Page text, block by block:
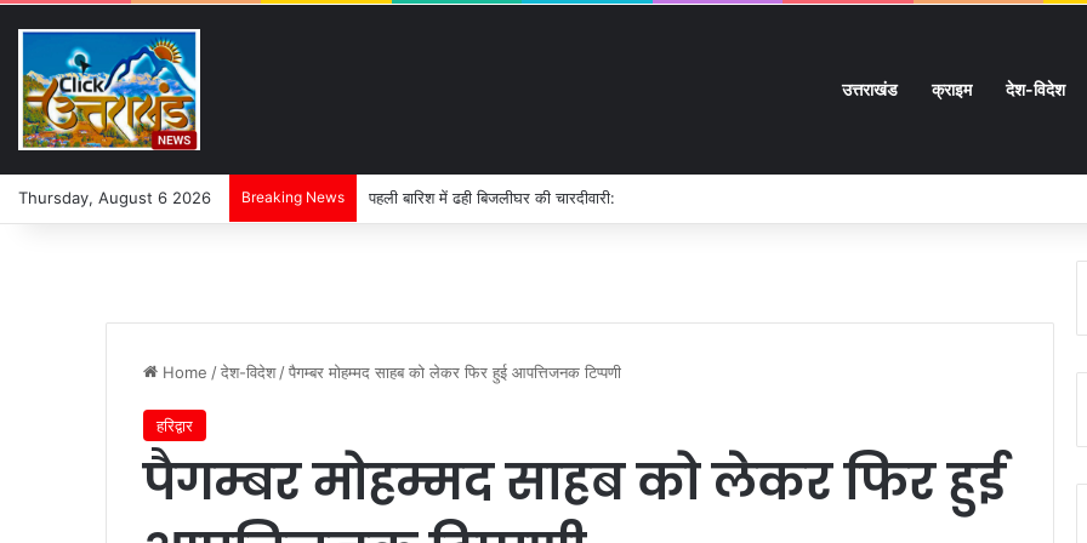
उत्तराखंड क्राइम देश-विदेश
Thursday, August 6 2026 Breaking News “बोल बम” के जयघोष के बीच थम गई जिंदगी:
Home /देश-विदेश /पैगम्बर मोहम्मद साहब को लेकर फिर हुई आपत्तिजनक टिप्पणी
हरिद्वार
पैगम्बर मोहम्मद साहब को लेकर फिर हुई